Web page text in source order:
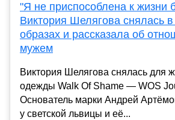
"Я не приспособлена к жизни
Виктория Шелягова снялась
образах и рассказала об
мужем
Виктория Шелягова снялась для
одежды Walk Of Shame — WOS
Основатель марки Андрей
у светской львицы и её...